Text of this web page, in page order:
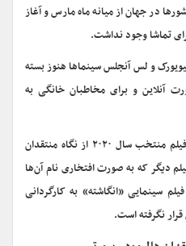
در جهان از میانه ماه مارس و آغاز
تماشا وجود نداشت.
و لس آنجلس سینماها هنوز بسته
آنلاین و برای مخاطبان خانگی به
ادامه این گزارش را بخوانید تا با ده فیلم منتخب سال ۲۰۲۰ از نگاه منتقدان
دیگر که به صورت افتخاری نام آن‌ها
سینمایی «انگاشته» به کارگردانی
نگرفته است.